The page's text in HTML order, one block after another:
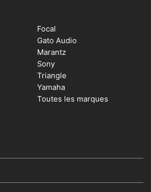
Focal
Gato Audio
Marantz
Sony
Triangle
Yamaha
Toutes les marques